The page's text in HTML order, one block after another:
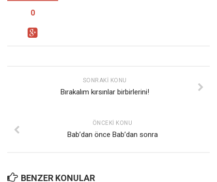
0
SONRAKI KONU
Bırakalım kırsınlar birbirlerini!
ÖNCEKI KONU
Bab’dan önce Bab’dan sonra
BENZER KONULAR